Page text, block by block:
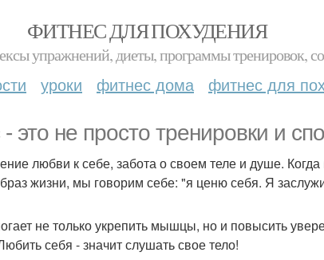
ФИТНЕС ДЛЯ ПОХУДЕНИЯ
упражнений, диеты, программы тренировок,
уроки фитнес дома фитнес для
это не просто тренировки и
любви к себе, забота о своем теле и душе.
жизни, мы говорим себе: "я ценю себя. Я
не только укрепить мышцы, но и повысить
себя - значит слушать свое тело!